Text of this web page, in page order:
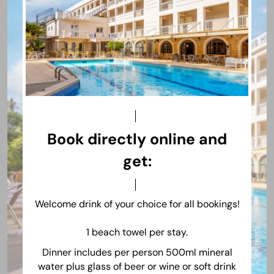
*Κάντε κράτηση απευθείας και επωφεληθείτε την
ειδική προσφορά*
ειδική έκπτωση για τις απευθείας κρατήσεις
* ποτό καλωσορίσματος στην άφιξη
Με ελάχιστη διαμονή 3 νύχτες:
* 1 buffet δείπνο για τους επισκέπτες με πρωινό
* 1 δωρεάν ελαφρύ γεύμα στο beach bar
αναψυκτικό)
Έξτρα έκπτωση 5% για κρατήσεις από 4
κατ'ελάχιστο!
Book directly online and
get:
Welcome drink of your choice for all bookings!
1 beach towel per stay.
Dinner includes per person 500ml mineral
water plus glass of beer or wine or soft drink